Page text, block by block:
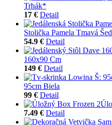
Trhák*
17 € Detail
Stolička Pamela Tmavá
54.9 € Detail
160x90 Cm
149 € Detail
95cm Biela
99 € Detail
7.49 € Detail